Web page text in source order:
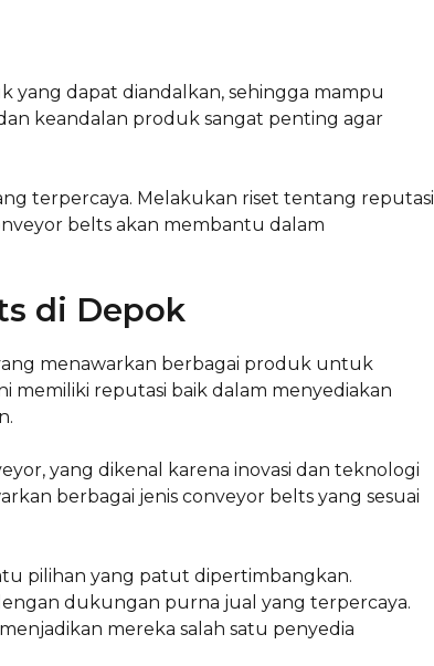
yang dapat diandalkan, sehingga mampu
keandalan produk sangat penting agar
terpercaya. Melakukan riset tentang reputasi
belts akan membantu dalam
di Depok
menawarkan berbagai produk untuk
memiliki reputasi baik dalam menyediakan
yang dikenal karena inovasi dan teknologi
berbagai jenis conveyor belts yang sesuai
pilihan yang patut dipertimbangkan.
dukungan purna jual yang terpercaya.
mereka salah satu penyedia